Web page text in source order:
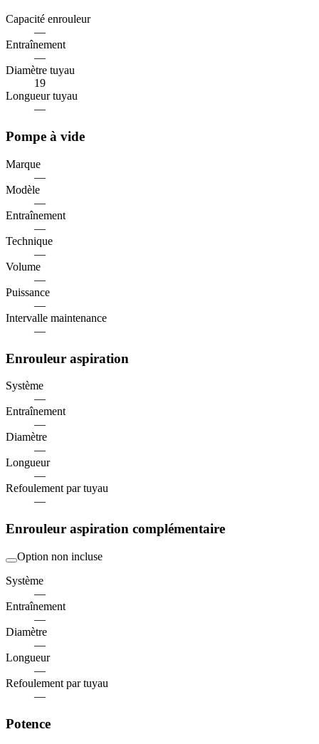
Capacité enrouleur
—
Entraînement
—
Diamètre tuyau
19
Longueur tuyau
—
Pompe à vide
Marque
—
Modèle
—
Entraînement
—
Technique
—
Volume
—
Puissance
—
Intervalle maintenance
—
Enrouleur aspiration
Système
—
Entraînement
—
Diamètre
—
Longueur
—
Refoulement par tuyau
—
Enrouleur aspiration complémentaire
Option non incluse
Système
—
Entraînement
—
Diamètre
—
Longueur
—
Refoulement par tuyau
—
Potence